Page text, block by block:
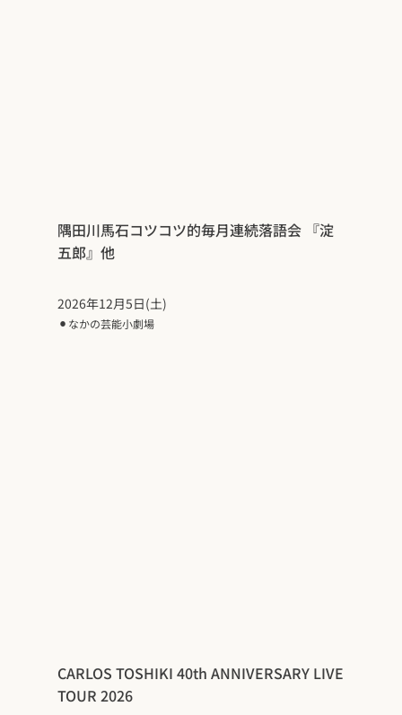
隅田川馬石コツコツ的毎月連続落語会 『淀
五郎』他
2026年12月5日(土)
なかの芸能小劇場
⚫︎
CARLOS TOSHIKI 40th ANNIVERSARY LIVE
TOUR 2026